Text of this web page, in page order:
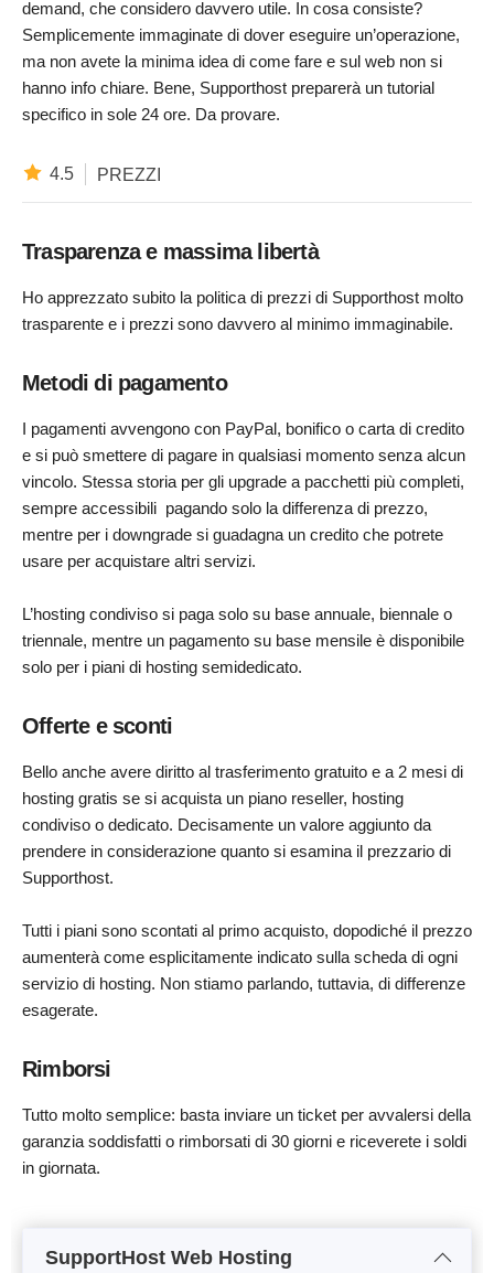
demand, che considero davvero utile. In cosa consiste?
Semplicemente immaginate di dover eseguire un’operazione,
ma non avete la minima idea di come fare e sul web non si
hanno info chiare. Bene, Supporthost preparerà un tutorial
specifico in sole 24 ore. Da provare.
4.5 PREZZI
Trasparenza e massima libertà
Ho apprezzato subito la politica di prezzi di Supporthost molto
trasparente e i prezzi sono davvero al minimo immaginabile.
Metodi di pagamento
I pagamenti avvengono con PayPal, bonifico o carta di credito
e si può smettere di pagare in qualsiasi momento senza alcun
vincolo. Stessa storia per gli upgrade a pacchetti più completi,
sempre accessibili pagando solo la differenza di prezzo,
mentre per i downgrade si guadagna un credito che potrete
usare per acquistare altri servizi.
L’hosting condiviso si paga solo su base annuale, biennale o
triennale, mentre un pagamento su base mensile è disponibile
solo per i piani di hosting semidedicato.
Offerte e sconti
Bello anche avere diritto al trasferimento gratuito e a 2 mesi di
hosting gratis se si acquista un piano reseller, hosting
condiviso o dedicato. Decisamente un valore aggiunto da
prendere in considerazione quanto si esamina il prezzario di
Supporthost.
Tutti i piani sono scontati al primo acquisto, dopodiché il prezzo
aumenterà come esplicitamente indicato sulla scheda di ogni
servizio di hosting. Non stiamo parlando, tuttavia, di differenze
esagerate.
Rimborsi
Tutto molto semplice: basta inviare un ticket per avvalersi della
garanzia soddisfatti o rimborsati di 30 giorni e riceverete i soldi
in giornata.
SupportHost Web Hosting